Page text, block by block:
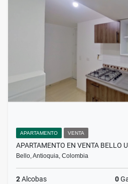
APARTAMENTO VENTA
APARTAMENTO EN VENTA BELLO
Bello, Antioquia, Colombia
2Alcobas 0